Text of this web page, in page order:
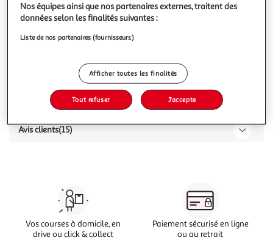
/ 3502110005014
Avis clients(15)
Vos courses à domicile, en
drive ou click & collect
Paiement sécurisé en ligne
ou au retrait
Nos équipes ainsi que nos partenaires externes, traitent des
données selon les finalités suivantes :
Liste de nos partenaires (fournisseurs)
Afficher toutes les finalités
Tout refuser J'accepte